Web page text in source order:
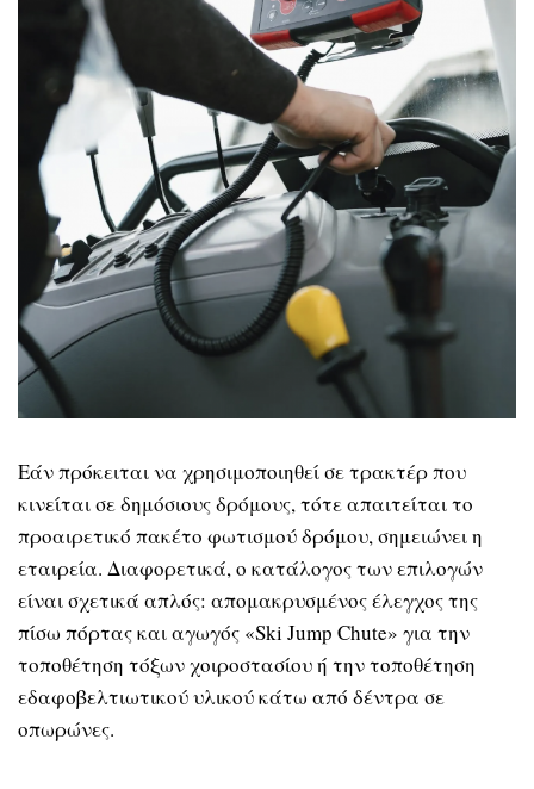
Εάν πρόκειται να χρησιμοποιηθεί σε τρακτέρ που
κινείται σε δημόσιους δρόμους, τότε απαιτείται το
προαιρετικό πακέτο φωτισμού δρόμου, σημειώνει η
εταιρεία. Διαφορετικά, ο κατάλογος των επιλογών
είναι σχετικά απλός: απομακρυσμένος έλεγχος της
πίσω πόρτας και αγωγός «Ski Jump Chute» για την
τοποθέτηση τόξων χοιροστασίου ή την τοποθέτηση
εδαφοβελτιωτικού υλικού κάτω από δέντρα σε
οπωρώνες.